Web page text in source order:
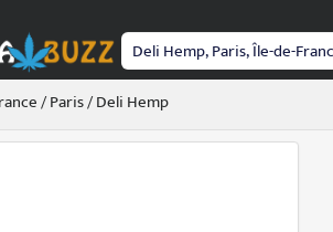
/Paris/ Deli Hemp